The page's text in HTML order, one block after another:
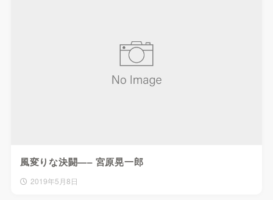
風変りな決闘—– 宮原晃一郎
2019年5月8日